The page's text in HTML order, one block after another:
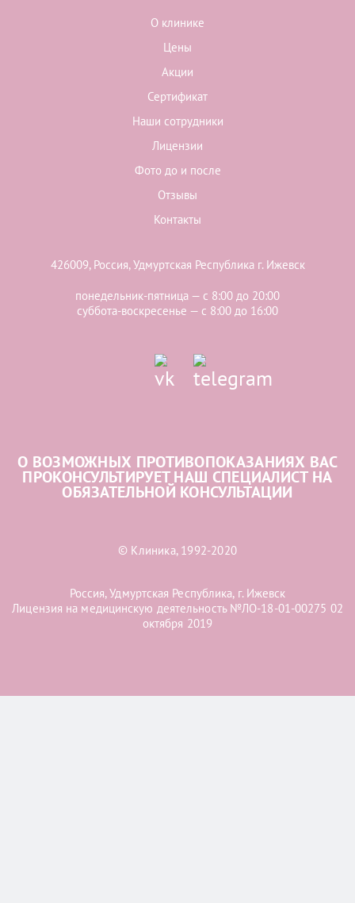
О клинике
Цены
Акции
Сертификат
Наши сотрудники
Лицензии
Фото до и после
Отзывы
Контакты
426009, Россия, Удмуртская Республика г. Ижевск
понедельник-пятница — с 8:00 до 20:00
суббота-воскресенье — с 8:00 до 16:00
О ВОЗМОЖНЫХ ПРОТИВОПОКАЗАНИЯХ ВАС
ПРОКОНСУЛЬТИРУЕТ НАШ СПЕЦИАЛИСТ НА
ОБЯЗАТЕЛЬНОЙ КОНСУЛЬТАЦИИ
© Клиника, 1992-2020
Россия, Удмуртская Республика, г. Ижевск
Лицензия на медицинскую деятельность №ЛО-18-01-00275 02
октября 2019